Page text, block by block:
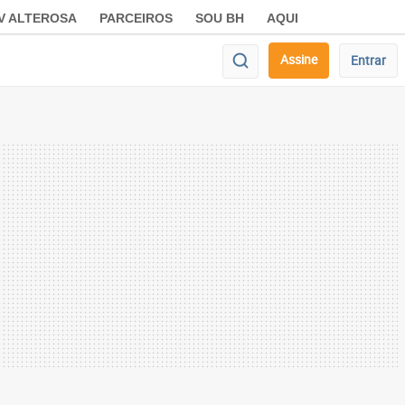
ALTEROSA PARCEIROS SOU BH AQUI
Assine Entrar